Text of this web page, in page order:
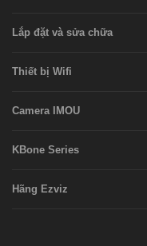
Lắp đặt và sửa chữa
Thiết bị Wifi
Camera IMOU
KBone Series
Hãng Ezviz